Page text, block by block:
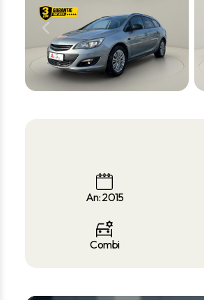
An: 2015
Combi